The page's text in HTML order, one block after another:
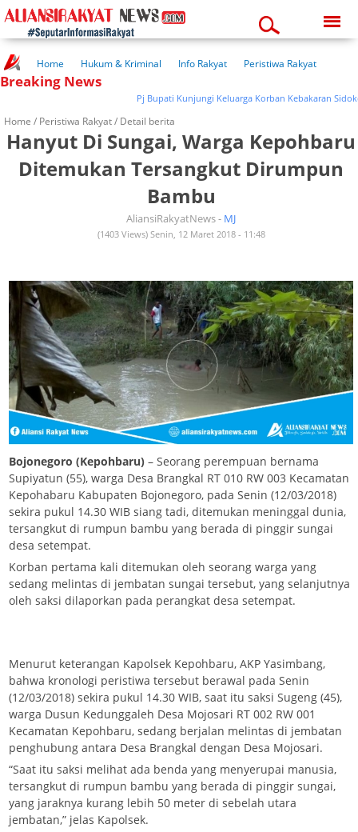
09:37:44 am
Home Hukum & Kriminal Info Rakyat
Peristiwa Rakyat
Kuliner Rakyat
Wisata Rakyat
Breaking News
Pj Bupati Kunjungi Keluarga Korban Kebakaran Sidokerto
Home / Peristiwa Rakyat/ Detail berita
Hanyut Di Sungai, Warga Kepohbaru
Ditemukan Tersangkut Dirumpun
Bambu
AliansiRakyatNews - MJ
(1403 Views) Senin, 12 Maret 2018 - 11:48
Bojonegoro (Kepohbaru) – Seorang perempuan bernama
Supiyatun (55), warga Desa Brangkal RT 010 RW 003 Kecamatan
Kepohabaru Kabupaten Bojonegoro, pada Senin (12/03/2018)
sekira pukul 14.30 WIB siang tadi, ditemukan meninggal dunia,
tersangkut di rumpun bambu yang berada di pinggir sungai
desa setempat.
Korban pertama kali ditemukan oleh seorang warga yang
sedang melintas di jembatan sungai tersebut, yang selanjutnya
oleh saksi dilaporkan pada perangkat desa setempat.
Menurut keterangan Kapolsek Kepohbaru, AKP Yasimbang,
bahwa kronologi peristiwa tersebut berawal pada Senin
(12/03/2018) sekira pukul 14.30 WIB, saat itu saksi Sugeng (45),
warga Dusun Kedunggaleh Desa Mojosari RT 002 RW 001
Kecamatan Kepohbaru, sedang berjalan melintas di jembatan
penghubung antara Desa Brangkal dengan Desa Mojosari.
“Saat itu saksi melihat ada benda yang menyerupai manusia,
tersangkut di rumpun bambu yang berada di pinggir sungai,
yang jaraknya kurang lebih 50 meter di sebelah utara
jembatan,” jelas Kapolsek.